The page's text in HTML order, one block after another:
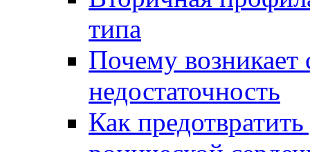
типа
Почему возникает
недостаточность
Как